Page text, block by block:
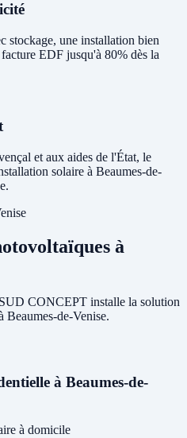
stockage, une installation bien
EDF jusqu'à 80% dès la
et aux aides de l'État, le
solaire à Beaumes-de-
à
CONCEPT installe la solution
Beaumes-de-Venise.
à Beaumes-de-
à domicile